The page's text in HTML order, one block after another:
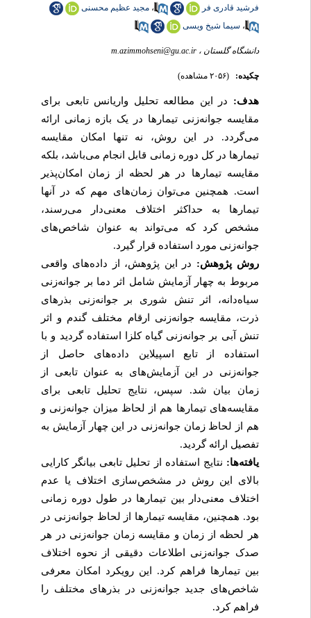
فرشید قادری فر ، مجید عظیم محسنی
، سیما شیخ ویسی
دانشگاه گلستان ،m.azimmohseni@gu.ac.ir
چکیده: (۲۰۵۶ مشاهده)
هدف:در این مطالعه تحلیل واریانس تابعی برای
مقایسه جوانه‌زنی تیمارها در یک بازه زمانی ارائه
می‌گردد. در این روش، نه تنها امکان مقایسه
تیمارها در کل دوره زمانی قابل انجام می‌باشد، بلکه
مقایسه تیمارها در هر لحظه از زمان امکان‌پذیر
است. همچنین می‌توان زمان‌های مهم که در آنها
تیمارها به حداکثر اختلاف معنی‌دار می‌رسند،
مشخص کرد که می‌تواند به عنوان شاخص‌های
جوانه‌زنی مورد استفاده قرار گیرد.
روش پژوهش:در این پژوهش، از داده‌های واقعی
مربوط به چهار آزمایش شامل اثر دما بر جوانه‌زنی
سیاه‌دانه، اثر تنش شوری بر جوانه‌زنی بذرهای
ذرت، مقایسه جوانه‌زنی ارقام مختلف گندم و اثر
تنش آبی بر جوانه‌زنی گیاه کلزا استفاده گردید و با
استفاده از تابع اسپیلاین داده‌های حاصل از
جوانه‌زنی در این آزمایش‌های به عنوان تابعی از
زمان بیان شد. سپس، نتایج تحلیل تابعی برای
مقایسه‌های تیمارها هم از لحاظ میزان جوانه‌زنی و
هم از لحاظ زمان جوانه‌زنی در این چهار آزمایش به
تفصیل ارائه گردید.
یافته‌ها:نتایج استفاده از تحلیل تابعی بیانگر کارایی
بالای این روش در مشخص‌سازی اختلاف یا عدم
اختلاف معنی‌دار بین تیمارها در طول دوره زمانی
بود. همچنین، مقایسه تیمارها از لحاظ جوانه‌زنی در
هر لحظه از زمان و مقایسه زمان جوانه‌زنی در هر
صدک جوانه‌زنی اطلاعات دقیقی از نحوه اختلاف
بین تیمارها فراهم کرد. این رویکرد امکان معرفی
شاخص‌های جدید جوانه‌زنی در بذرهای مختلف را
فراهم کرد.